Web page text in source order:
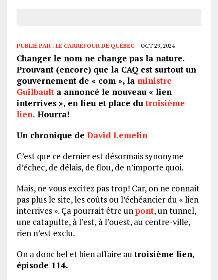
PUBLIÉ PAR : LE CARREFOUR DE QUÉBEC OCT 29, 2024
Changer le nom ne change pas la nature.
Prouvant (encore) que la CAQ est surtout un
gouvernement de « com », la ministre
Guilbaulta annoncé le nouveau « lien
interrives », en lieu et place dutroisième
lien. Hourra!
Un chronique de David Lemelin
C’est que ce dernier est désormais synonyme
d’échec, de délais, de flou, de n’importe quoi.
Mais, ne vous excitez pas trop! Car, on ne connait
pas plus le site, les coûts ou l’échéancier du « lien
interrives ». Ça pourrait être unpont, un tunnel,
une catapulte, à l’est, à l’ouest, au centre-ville,
rien n’est exclu.
On a donc bel et bien affaire autroisième lien,
épisode 114.